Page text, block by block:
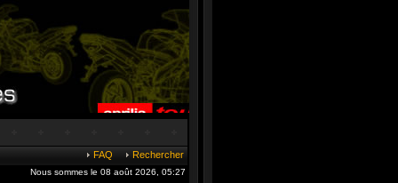
FAQ Rechercher
Nous sommes le 08 août 2026, 05:27